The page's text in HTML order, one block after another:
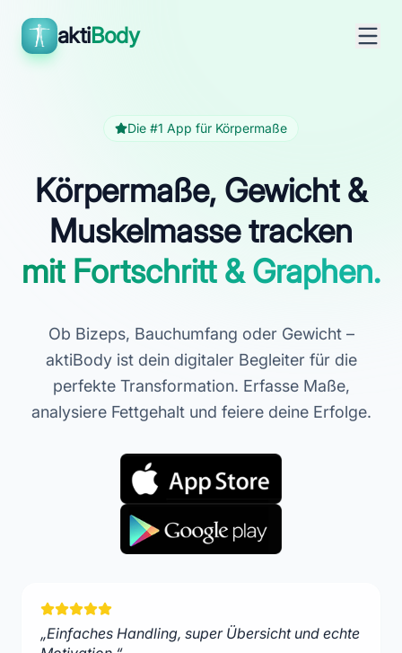
aktiBody
Die #1 App für Körpermaße
Körpermaße, Gewicht &
Muskelmasse tracken
mit Fortschritt & Graphen.
Ob Bizeps, Bauchumfang oder Gewicht –
aktiBody ist dein digitaler Begleiter für die
perfekte Transformation. Erfasse Maße,
analysiere Fettgehalt und feiere deine Erfolge.
„Einfaches Handling, super Übersicht und echte